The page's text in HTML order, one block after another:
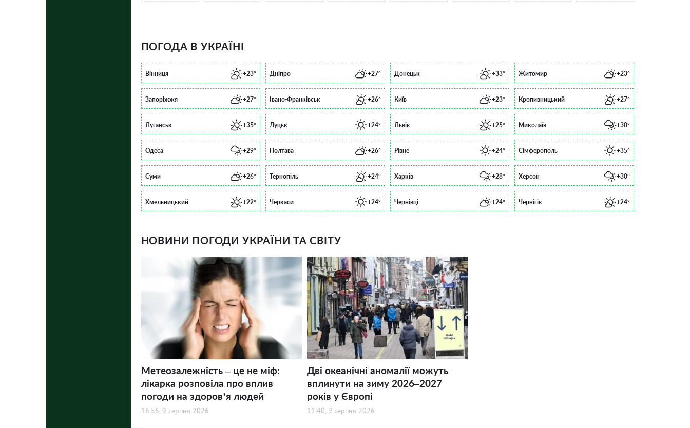
ПОГОДА В УКРАЇНІ
Вінниця +23° Дніпро +27° Донецьк +33° Житомир +23°
Запоріжжя +27° Івано-Франківськ +26° Київ +23° Кропивницький +27°
Луганськ +35° Луцьк +24° Львів +25° Миколаїв +30°
Одеса +29° Полтава +26° Рівне +24° Сімферополь +35°
Суми +26° Тернопіль +24° Харків +28° Херсон +30°
Хмельницький +22° Черкаси +24° Чернівці +24° Чернігів +24°
НОВИНИ ПОГОДИ УКРАЇНИ ТА СВІТУ
Метеозалежність – це не міф:
лікарка розповіла про вплив
погоди на здоров’я людей
16:56, 9 серпня 2026
Дві океанічні аномалії можуть
вплинути на зиму 2026–2027
років у Європі
11:40, 9 серпня 2026